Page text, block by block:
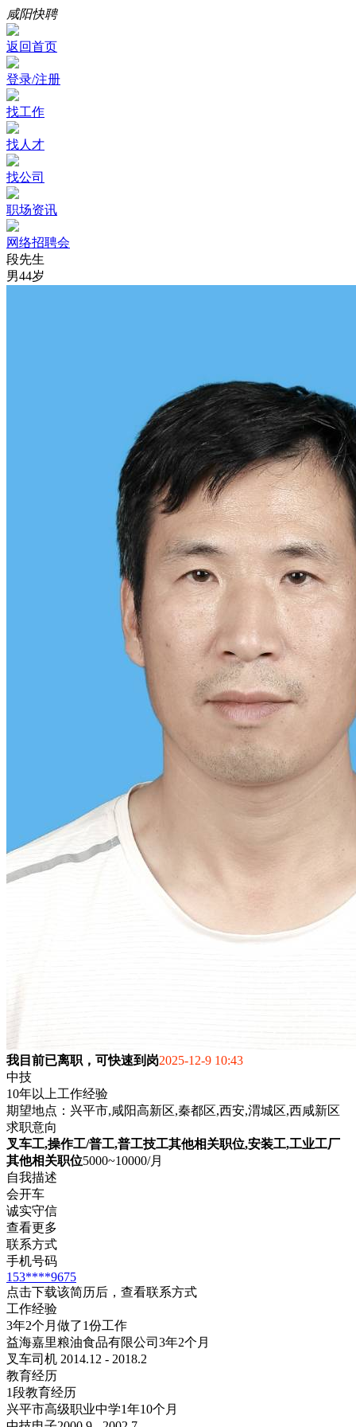
咸阳快聘
返回首页
登录/注册
找工作
找人才
找公司
职场资讯
网络招聘会
段先生
男44岁
我目前已离职，可快速到岗2025-12-9 10:43
中技
10年以上工作经验
期望地点：兴平市,咸阳高新区,秦都区,西安,渭城区,西咸新区
求职意向
叉车工,操作工/普工,普工技工其他相关职位,安装工,工业工厂
其他相关职位5000~10000/月
自我描述
会开车
诚实守信
查看更多
联系方式
手机号码
153****9675
点击下载该简历后，查看联系方式
工作经验
3年2个月做了1份工作
益海嘉里粮油食品有限公司 3年2个月
叉车司机 2014.12 - 2018.2
教育经历
1段教育经历
兴平市高级职业中学1年10个月